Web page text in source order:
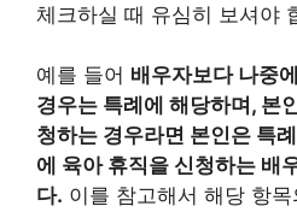
체크하실 때 유심히 보셔야
예를 들어 배우자보다 나중
경우는 특례에 해당하며, 본
청하는 경우라면 본인은 특
에 육아 휴직을 신청하는 배
다. 이를 참고해서 해당 항목